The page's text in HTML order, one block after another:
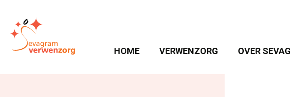
HOME VERWENZORG OVER